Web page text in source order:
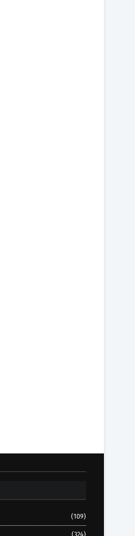
(109)
(324)